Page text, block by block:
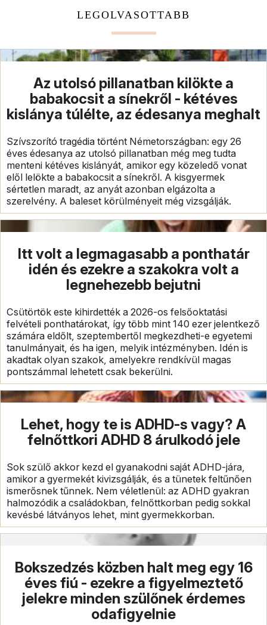
LEGOLVASOTTABB
Az utolsó pillanatban kilökte a
babakocsit a sínekről - kétéves
kislánya túlélte, az édesanya meghalt
Szívszorító tragédia történt Németországban: egy 26
éves édesanya az utolsó pillanatban még meg tudta
menteni kétéves kislányát, amikor egy közeledő vonat
elől lelökte a babakocsit a sínekről. A kisgyermek
sértetlen maradt, az anyát azonban elgázolta a
szerelvény. A baleset körülményeit még vizsgálják.
Itt volt a legmagasabb a ponthatár
idén és ezekre a szakokra volt a
legnehezebb bejutni
Csütörtök este kihirdették a 2026-os felsőoktatási
felvételi ponthatárokat, így több mint 140 ezer jelentkező
számára eldőlt, szeptembertől megkezdheti-e egyetemi
tanulmányait, és ha igen, melyik intézményben. Idén is
akadtak olyan szakok, amelyekre rendkívül magas
pontszámmal lehetett csak bekerülni.
Lehet, hogy te is ADHD-s vagy? A
felnőttkori ADHD 8 árulkodó jele
Sok szülő akkor kezd el gyanakodni saját ADHD-jára,
amikor a gyermekét kivizsgálják, és a tünetek feltűnően
ismerősnek tűnnek. Nem véletlenül: az ADHD gyakran
halmozódik a családokban, felnőttkorban pedig sokkal
kevésbé látványos lehet, mint gyermekkorban.
Bokszedzés közben halt meg egy 16
éves fiú - ezekre a figyelmeztető
jelekre minden szülőnek érdemes
odafigyelnie